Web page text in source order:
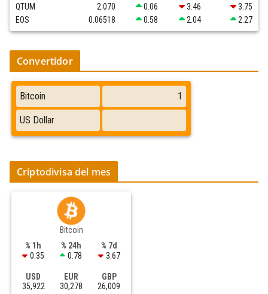
QTUM
2.070 0.06 3.46
3.75
EOS
0.06518 0.58 2.04 2.27
Convertidor
Criptodivisa del mes
Bitcoin
% 1h
0.35
% 24h
0.78
% 7d
3.67
USD
35,922
EUR
30,278
GBP
26,009